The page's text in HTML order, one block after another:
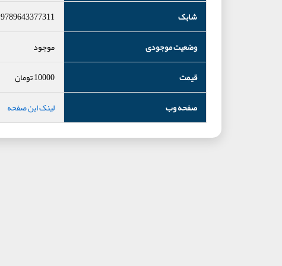
شابک
9789643377311
وضعیت موجودی
موجود
قیمت
10000تومان
صفحه وب
لینک این صفحه